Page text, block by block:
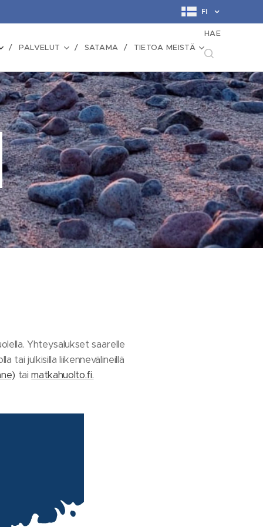
FI
PALVELUT SATAMA TIETOA MEISTÄ
HAE
Yhteysalukset saarelle
tai julkisilla liikennevälineillä
taimatkahuolto.fi.